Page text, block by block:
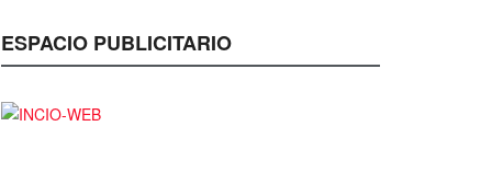
ESPACIO PUBLICITARIO